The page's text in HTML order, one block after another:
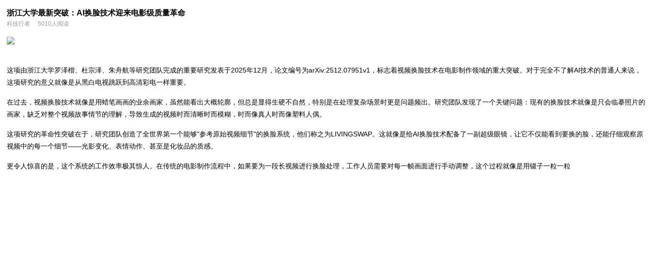
浙江大学最新突破：AI换脸技术迎来电影级质量革命
科技行者 5010人阅读
这项由浙江大学罗泽楷、杜宗泽、朱舟航等研究团队完成的重要研究发表于2025年12月，论文编号为arXiv:2512.07951v1，标志着视频换脸技术在电影制作领域的重大突破。对于完全不了解AI技术的普通人来说，
这项研究的意义就像是从黑白电视跳跃到高清彩电一样重要。
在过去，视频换脸技术就像是用蜡笔画画的业余画家，虽然能看出大概轮廓，但总是显得生硬不自然，特别是在处理复杂场景时更是问题频出。研究团队发现了一个关键问题：现有的换脸技术就像是只会临摹照片的
画家，缺乏对整个视频故事情节的理解，导致生成的视频时而清晰时而模糊，时而像真人时而像塑料人偶。
这项研究的革命性突破在于，研究团队创造了全世界第一个能够"参考原始视频细节"的换脸系统，他们称之为LIVINGSWAP。这就像是给AI换脸技术配备了一副超级眼镜，让它不仅能看到要换的脸，还能仔细观察原
视频中的每一个细节——光影变化、表情动作、甚至是化妆品的质感。
更令人惊喜的是，这个系统的工作效率极其惊人。在传统的电影制作流程中，如果要为一段长视频进行换脸处理，工作人员需要对每一帧画面进行手动调整，这个过程就像是用镊子一粒一粒